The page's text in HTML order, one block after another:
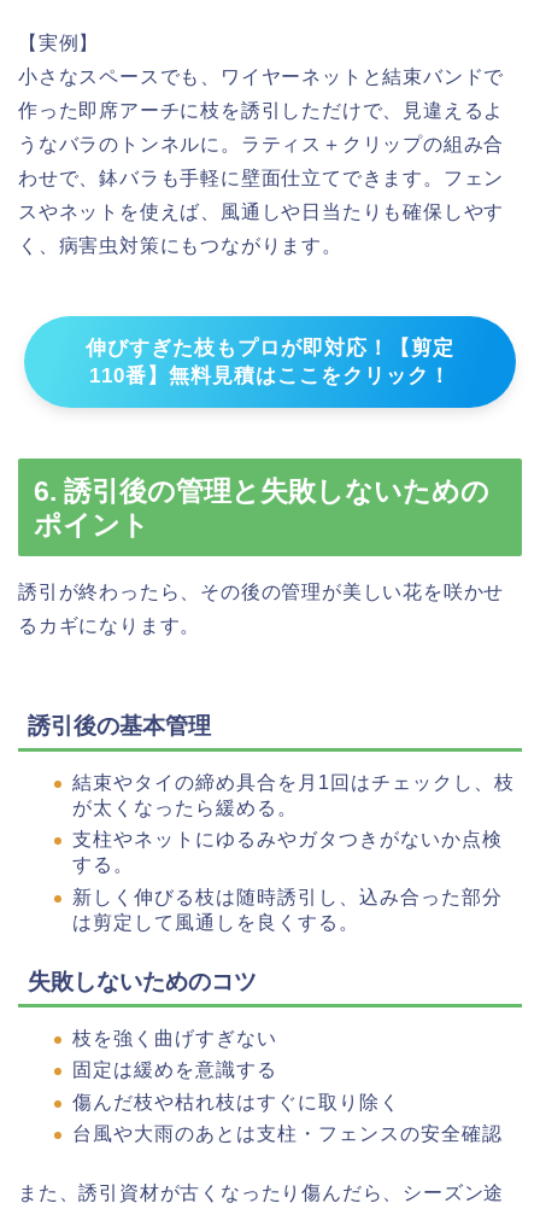
【実例】
小さなスペースでも、ワイヤーネットと結束バンドで
作った即席アーチに枝を誘引しただけで、見違えるよ
うなバラのトンネルに。ラティス＋クリップの組み合
わせで、鉢バラも手軽に壁面仕立てできます。フェン
スやネットを使えば、風通しや日当たりも確保しやす
く、病害虫対策にもつながります。
伸びすぎた枝もプロが即対応！【剪定
110番】無料見積はここをクリック！
6. 誘引後の管理と失敗しないための
ポイント
誘引が終わったら、その後の管理が美しい花を咲かせ
るカギになります。
誘引後の基本管理
結束やタイの締め具合を月1回はチェックし、枝
が太くなったら緩める。
支柱やネットにゆるみやガタつきがないか点検
する。
新しく伸びる枝は随時誘引し、込み合った部分
は剪定して風通しを良くする。
失敗しないためのコツ
枝を強く曲げすぎない
固定は緩めを意識する
傷んだ枝や枯れ枝はすぐに取り除く
台風や大雨のあとは支柱・フェンスの安全確認
また、誘引資材が古くなったり傷んだら、シーズン途